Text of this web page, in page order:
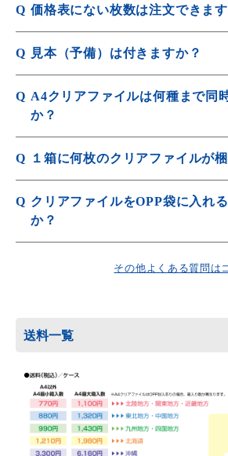
Q 価格表にない枚数は注文できま
A 価格表掲載数量内は10枚単位から対
ない数量は別途お見積りいたします。
Q 見本（予備）は付きますか？
A オフセット印刷の場合、1種につき5
詳しくは
見本について をご覧くだ
Q A4クリアファイルは何種まで同
か？
A A4クリアファイルは1種～8種まで
ます。
HPに掲載がない種類数の場合は「
します。
Q
１箱に何枚のクリアファイルが
A A4クリアファイルの場合、1箱500枚
325×235×260（縦幅×横幅×深さ）の
ます。
詳しくは
梱包方法について をご覧
Q クリアファイルをOPP袋に入れ
か？
A OPP袋封入オプションをご利用くだ
A4クリアファイルは1枚1セット～5枚
その他よくある質問は
送料一覧